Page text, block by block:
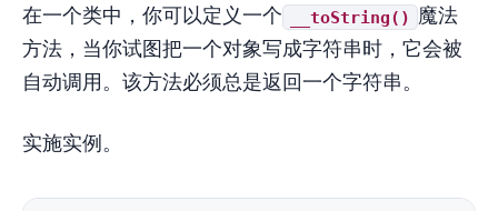
在一个类中，你可以定义一个 __toString() 魔法
方法，当你试图把一个对象写成字符串时，它会被
自动调用。该方法必须总是返回一个字符串。
实施实例。